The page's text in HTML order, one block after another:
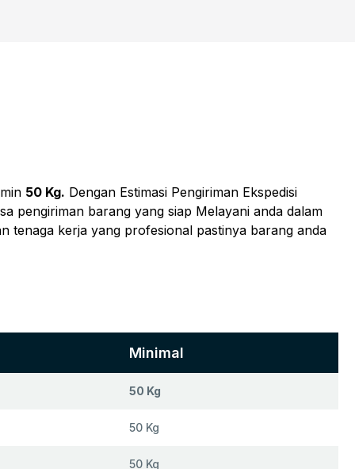
50 Kg. Dengan Estimasi Pengiriman Ekspedisi
pengiriman barang yang siap Melayani anda dalam
tenaga kerja yang profesional pastinya barang anda
Minimal
50 Kg
50 Kg
50 Kg